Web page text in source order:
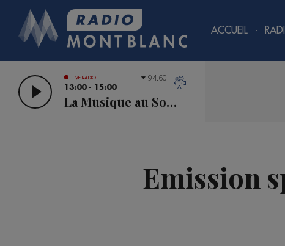
ACCUEIL
LIVE RADIO
13:00 - 15:00
La Musique au Sommet
94.60
Emission